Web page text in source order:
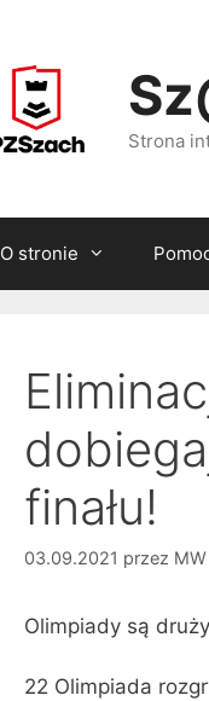
Strona
O stronie
finału!
03.09.2021 przez MW
Olimpiady są
22 Olimpiada